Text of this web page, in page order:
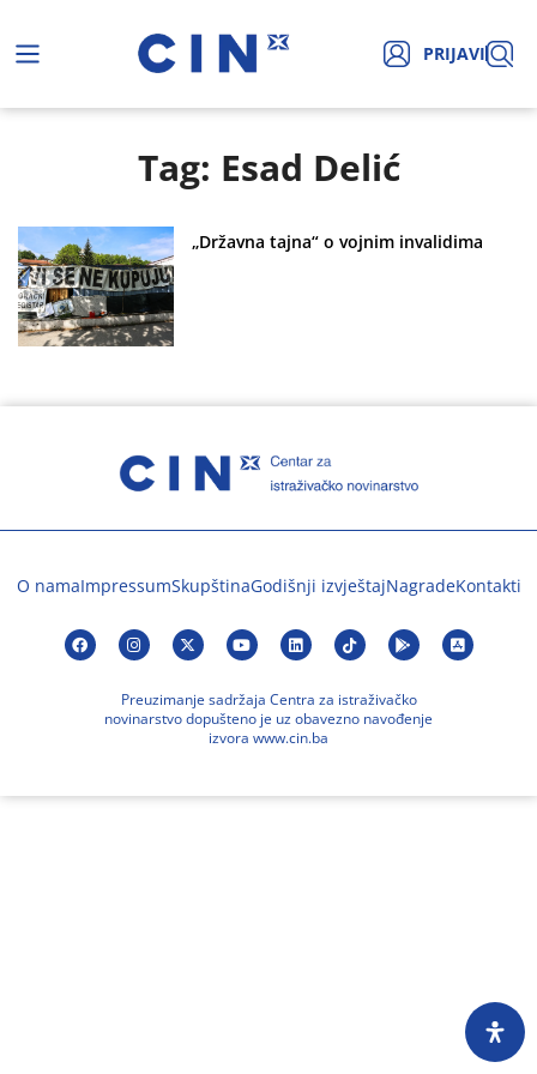
PRIJAVI
Tag: Esad Delić
„Državna tajna“ o vojnim invalidima
O namaImpressumSkupštinaGodišnji izvještajNagradeKontakti
Preuzimanje sadržaja Centra za istraživačko
novinarstvo dopušteno je uz obavezno navođenje
izvora www.cin.ba